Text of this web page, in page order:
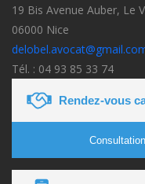
19 Bis Avenue Auber, Le
06000 Nice
Tél. : 04 93 85 33 74
Rendez-vous